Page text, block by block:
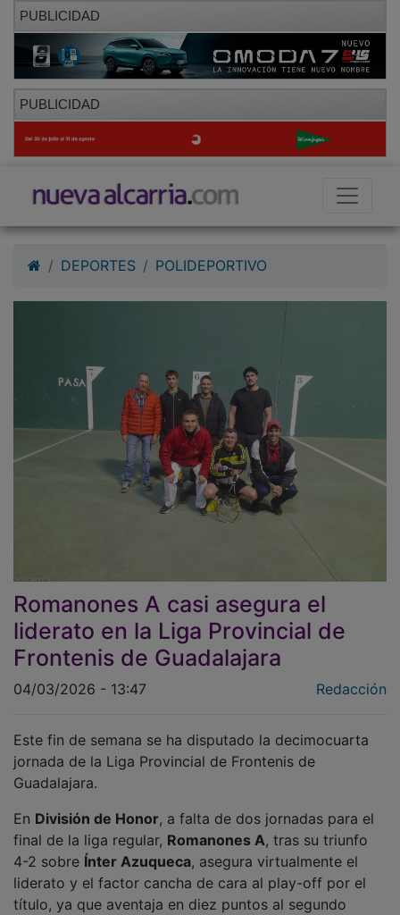
PUBLICIDAD
PUBLICIDAD
DEPORTES POLIDEPORTIVO
Romanones A casi asegura el
liderato en la Liga Provincial de
Frontenis de Guadalajara
04/03/2026 - 13:47 Redacción
Este fin de semana se ha disputado la decimocuarta
jornada de la Liga Provincial de Frontenis de
Guadalajara.
En División de Honor, a falta de dos jornadas para el
final de la liga regular, Romanones A, tras su triunfo
4-2 sobre Ínter Azuqueca, asegura virtualmente el
liderato y el factor cancha de cara al play-off por el
título, ya que aventaja en diez puntos al segundo